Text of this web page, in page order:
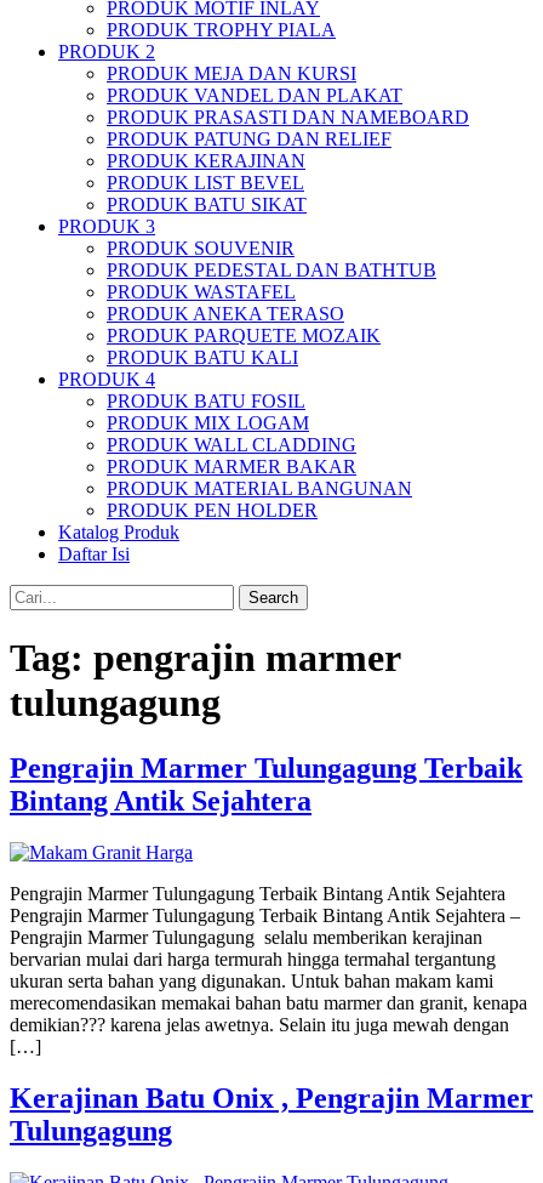
PRODUK MOTIF INLAY
PRODUK TROPHY PIALA
PRODUK 2
PRODUK MEJA DAN KURSI
PRODUK VANDEL DAN PLAKAT
PRODUK PRASASTI DAN NAMEBOARD
PRODUK PATUNG DAN RELIEF
PRODUK KERAJINAN
PRODUK LIST BEVEL
PRODUK BATU SIKAT
PRODUK 3
PRODUK SOUVENIR
PRODUK PEDESTAL DAN BATHTUB
PRODUK WASTAFEL
PRODUK ANEKA TERASO
PRODUK PARQUETE MOZAIK
PRODUK BATU KALI
PRODUK 4
PRODUK BATU FOSIL
PRODUK MIX LOGAM
PRODUK WALL CLADDING
PRODUK MARMER BAKAR
PRODUK MATERIAL BANGUNAN
PRODUK PEN HOLDER
Katalog Produk
Daftar Isi
Search
Tag: pengrajin marmer
tulungagung
Pengrajin Marmer Tulungagung Terbaik
Bintang Antik Sejahtera
Pengrajin Marmer Tulungagung Terbaik Bintang Antik Sejahtera
Pengrajin Marmer Tulungagung Terbaik Bintang Antik Sejahtera –
Pengrajin Marmer Tulungagung selalu memberikan kerajinan
bervarian mulai dari harga termurah hingga termahal tergantung
ukuran serta bahan yang digunakan. Untuk bahan makam kami
merecomendasikan memakai bahan batu marmer dan granit, kenapa
demikian??? karena jelas awetnya. Selain itu juga mewah dengan
[…]
Kerajinan Batu Onix , Pengrajin Marmer
Tulungagung